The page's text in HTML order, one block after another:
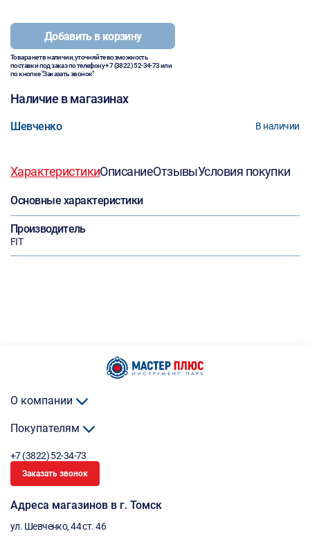
Добавить в корзину
Товара нет в наличии, уточняйте возможность
поставки под заказ по телефону+7 (3822) 52-34-73или
по кнопке "Заказать звонок"
Наличие в магазинах
Шевченко В наличии
ХарактеристикиОписаниеОтзывыУсловия покупки
Основные характеристики
Производитель
FIT
О компании
Покупателям
+7 (3822) 52-34-73
Заказать звонок
Адреса магазинов в г. Томск
ул. Шевченко, 44 ст. 46